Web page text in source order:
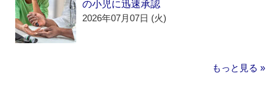
の小児に迅速承認
2026年07月07日 (火)
もっと見る »